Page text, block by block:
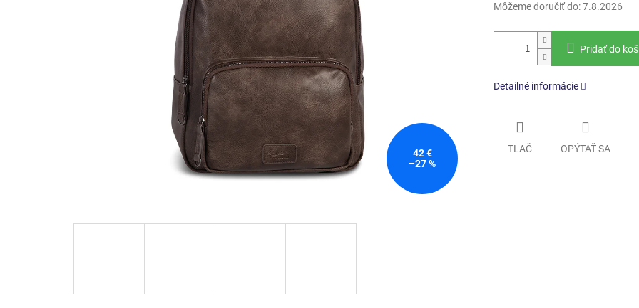
42 €
–27 %
Môžeme doručiť do:7.8.2026
Pridať do
Detailné informácie
TLAČ OPÝTAŤ SA